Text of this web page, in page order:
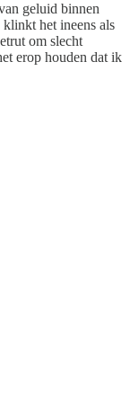
geluid binnen
het ineens als
om slecht
erop houden dat ik